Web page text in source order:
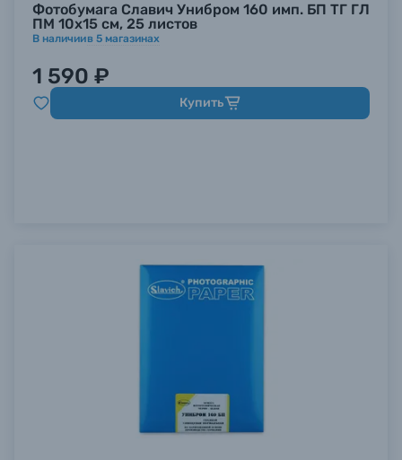
Фотобумага Славич Унибром 160 имп. БП ТГ ГЛ
ПМ 10х15 см, 25 листов
В наличиив 5 магазинах
1 590 ₽
Купить